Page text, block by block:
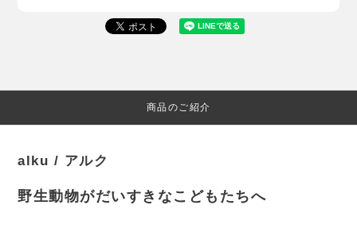
商品のご紹介
alku / アルク
野生動物がだいすきなこどもたちへ